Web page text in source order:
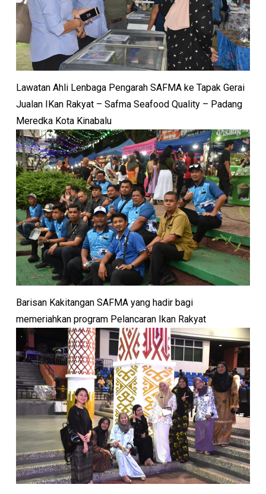
Lawatan Ahli Lenbaga Pengarah SAFMA ke Tapak Gerai
Jualan IKan Rakyat – Safma Seafood Quality – Padang
Meredka Kota Kinabalu
Barisan Kakitangan SAFMA yang hadir bagi
memeriahkan program Pelancaran Ikan Rakyat